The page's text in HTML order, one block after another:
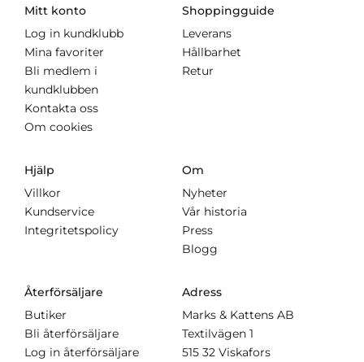
Mitt konto
Log in kundklubb
Mina favoriter
Bli medlem i
kundklubben
Kontakta oss
Om cookies
Shoppingguide
Leverans
Hållbarhet
Retur
Hjälp
Villkor
Kundservice
Integritetspolicy
Om
Nyheter
Vår historia
Press
Blogg
Återförsäljare
Butiker
Bli återförsäljare
Log in återförsäljare
Adress
Marks & Kattens AB
Textilvägen 1
515 32 Viskafors